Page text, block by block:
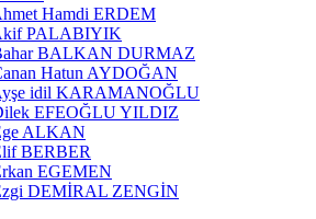
Hamdi ERDEM
PALABIYIK
BALKAN DURMAZ
Hatun AYDOĞAN
idil KARAMANOĞLU
EFEOĞLU YILDIZ
ALKAN
BERBER
EGEMEN
DEMİRAL ZENGİN